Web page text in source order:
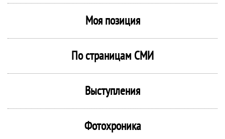
Моя позиция
По страницам СМИ
Выступления
Фотохроника